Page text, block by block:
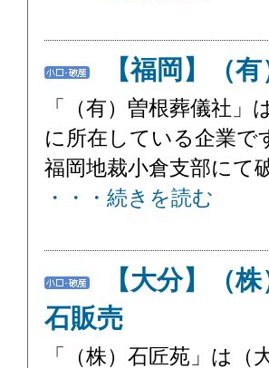
【福岡】（
「（有）曽根葬儀社
に所在している企業
福岡地裁小倉支部にて
・・・続きを読む
【大分】（
石販売
「（株）石匠苑」は